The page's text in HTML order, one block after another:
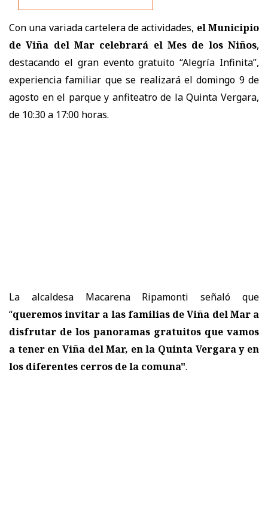
Con una variada cartelera de actividades, el Municipio
de Viña del Mar celebrará el Mes de los Niños,
destacando el gran evento gratuito “Alegría Infinita”,
experiencia familiar que se realizará el domingo 9 de
agosto en el parque y anfiteatro de la Quinta Vergara,
de 10:30 a 17:00 horas.
La alcaldesa Macarena Ripamonti señaló que
“queremos invitar a las familias de Viña del Mar a
disfrutar de los panoramas gratuitos que vamos
a tener en Viña del Mar, en la Quinta Vergara y en
los diferentes cerros de la comuna".